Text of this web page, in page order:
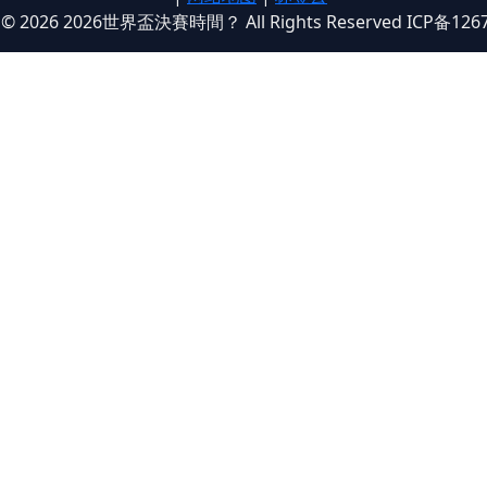
2026 2026世界盃決賽時間？ All Rights Reserved ICP备